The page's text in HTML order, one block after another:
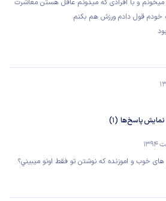
میخونم و با افرادی که میدونم عاقل هستن معاشرت
خودم قول دادم ورزش هم بکنم
نمایشپاسخ‌ها (1)
خوب و اموزنده كه نوشتن تو فقط اونو ميبيني؟